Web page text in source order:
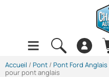
Accueil / Pont / Pont Ford Anglais
pour pont anglais